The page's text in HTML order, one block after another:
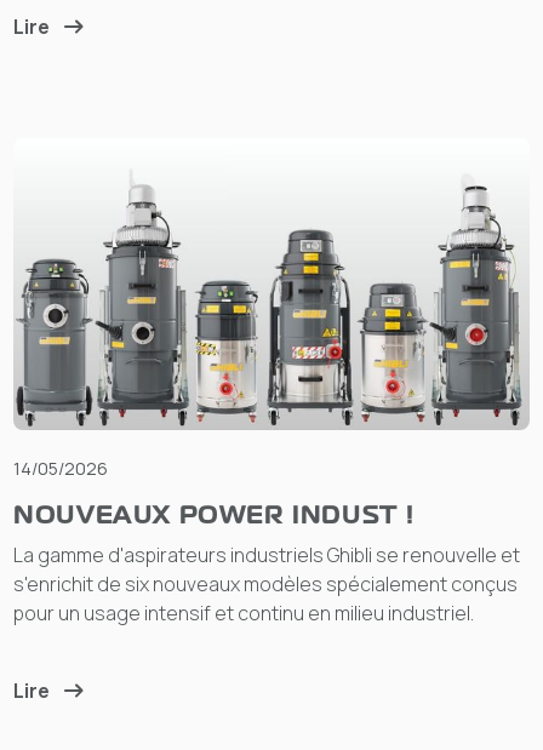
Lire
14/05/2026
NOUVEAUX POWER INDUST !
La gamme d'aspirateurs industriels Ghibli se renouvelle et
s'enrichit de six nouveaux modèles spécialement conçus
pour un usage intensif et continu en milieu industriel.
Lire